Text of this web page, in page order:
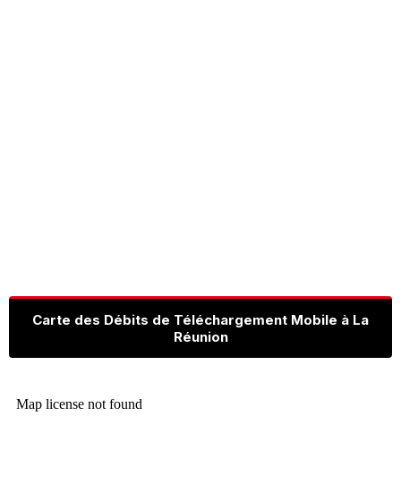
Carte des Débits de Téléchargement Mobile à La
Réunion